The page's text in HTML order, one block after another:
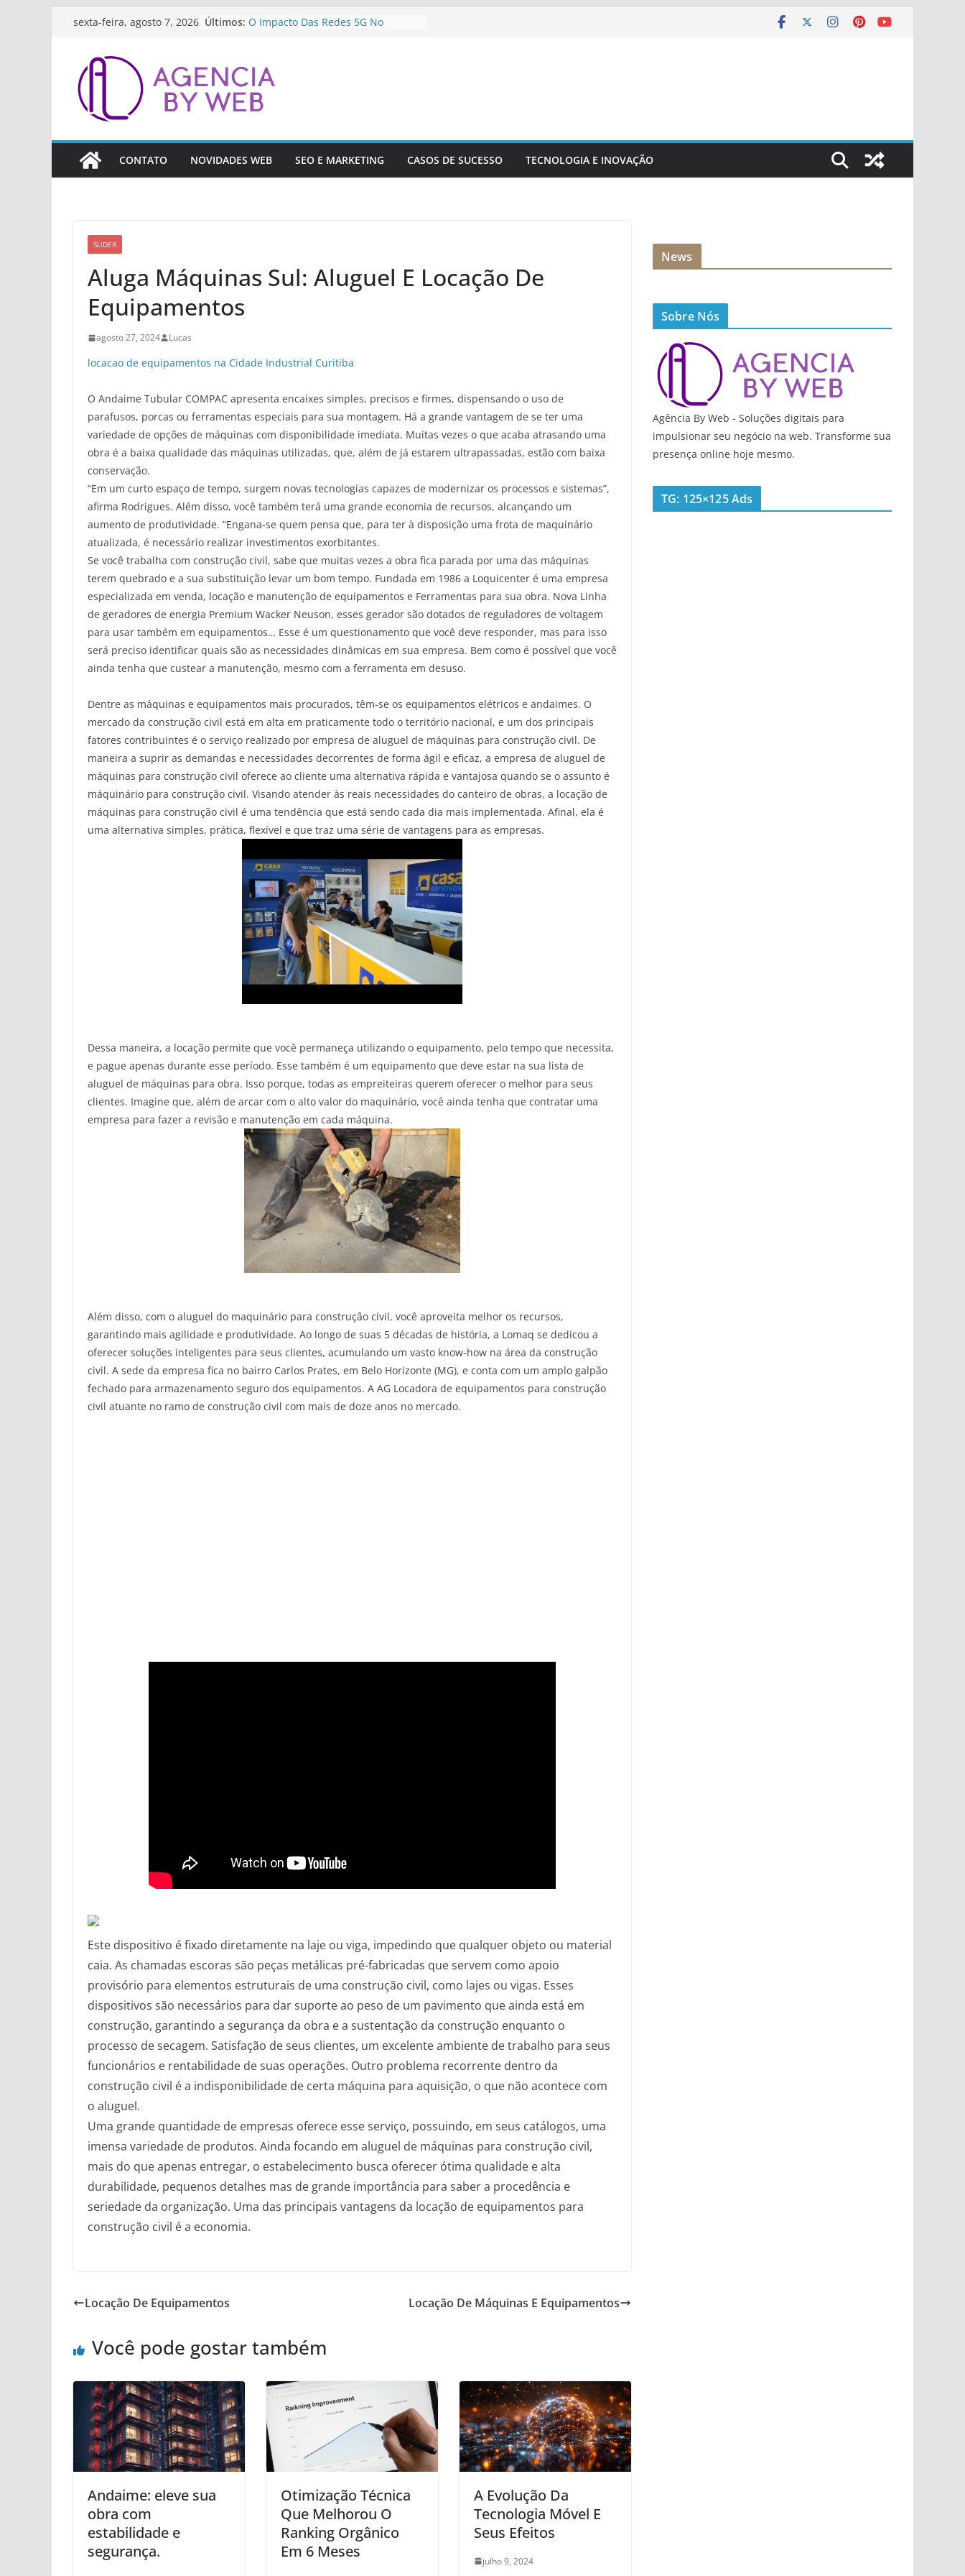
Pular
conteúdo
sexta-feira, agosto 7, 2026 Últimos: O Impacto Das Redes 5G No
As Inovações Tecnológicas Futuras
Ferramentas De Inteligência
Artificial Para Análise De Dados
A Importância Da Inovação
(Fintech)
CONTATO NOVIDADES WEB SEO E MARKETING CASOS DE SUCESSO TECNOLOGIA E INOVAÇÃO
SLIDER
Aluga Máquinas Sul: Aluguel E Locação De
Equipamentos
agosto 27, 2024 Lucas
locacao de equipamentos na Cidade Industrial Curitiba
O Andaime Tubular COMPAC apresenta encaixes simples, precisos e firmes, dispensando o uso de
parafusos, porcas ou ferramentas especiais para sua montagem. Há a grande vantagem de se ter uma
variedade de opções de máquinas com disponibilidade imediata. Muitas vezes o que acaba atrasando uma
obra é a baixa qualidade das máquinas utilizadas, que, além de já estarem ultrapassadas, estão com baixa
conservação.
“Em um curto espaço de tempo, surgem novas tecnologias capazes de modernizar os processos e sistemas”,
afirma Rodrigues. Além disso, você também terá uma grande economia de recursos, alcançando um
aumento de produtividade. “Engana-se quem pensa que, para ter à disposição uma frota de maquinário
atualizada, é necessário realizar investimentos exorbitantes.
Se você trabalha com construção civil, sabe que muitas vezes a obra fica parada por uma das máquinas
terem quebrado e a sua substituição levar um bom tempo. Fundada em 1986 a Loquicenter é uma empresa
especializada em venda, locação e manutenção de equipamentos e Ferramentas para sua obra. Nova Linha
de geradores de energia Premium Wacker Neuson, esses gerador são dotados de reguladores de voltagem
para usar também em equipamentos… Esse é um questionamento que você deve responder, mas para isso
será preciso identificar quais são as necessidades dinâmicas em sua empresa. Bem como é possível que você
ainda tenha que custear a manutenção, mesmo com a ferramenta em desuso.
Dentre as máquinas e equipamentos mais procurados, têm-se os equipamentos elétricos e andaimes. O
mercado da construção civil está em alta em praticamente todo o território nacional, e um dos principais
fatores contribuintes é o serviço realizado por empresa de aluguel de máquinas para construção civil. De
maneira a suprir as demandas e necessidades decorrentes de forma ágil e eficaz, a empresa de aluguel de
máquinas para construção civil oferece ao cliente uma alternativa rápida e vantajosa quando se o assunto é
máquinário para construção civil. Visando atender às reais necessidades do canteiro de obras, a locação de
máquinas para construção civil é uma tendência que está sendo cada dia mais implementada. Afinal, ela é
uma alternativa simples, prática, flexível e que traz uma série de vantagens para as empresas.
Dessa maneira, a locação permite que você permaneça utilizando o equipamento, pelo tempo que necessita,
e pague apenas durante esse período. Esse também é um equipamento que deve estar na sua lista de
aluguel de máquinas para obra. Isso porque, todas as empreiteiras querem oferecer o melhor para seus
clientes. Imagine que, além de arcar com o alto valor do maquinário, você ainda tenha que contratar uma
empresa para fazer a revisão e manutenção em cada máquina.
Além disso, com o aluguel do maquinário para construção civil, você aproveita melhor os recursos,
garantindo mais agilidade e produtividade. Ao longo de suas 5 décadas de história, a Lomaq se dedicou a
oferecer soluções inteligentes para seus clientes, acumulando um vasto know-how na área da construção
civil. A sede da empresa fica no bairro Carlos Prates, em Belo Horizonte (MG), e conta com um amplo galpão
fechado para armazenamento seguro dos equipamentos. A AG Locadora de equipamentos para construção
civil atuante no ramo de construção civil com mais de doze anos no mercado.
Este dispositivo é fixado diretamente na laje ou viga, impedindo que qualquer objeto ou material
caia. As chamadas escoras são peças metálicas pré-fabricadas que servem como apoio
provisório para elementos estruturais de uma construção civil, como lajes ou vigas. Esses
dispositivos são necessários para dar suporte ao peso de um pavimento que ainda está em
construção, garantindo a segurança da obra e a sustentação da construção enquanto o
processo de secagem. Satisfação de seus clientes, um excelente ambiente de trabalho para seus
funcionários e rentabilidade de suas operações. Outro problema recorrente dentro da
construção civil é a indisponibilidade de certa máquina para aquisição, o que não acontece com
o aluguel.
Uma grande quantidade de empresas oferece esse serviço, possuindo, em seus catálogos, uma
imensa variedade de produtos. Ainda focando em aluguel de máquinas para construção civil,
mais do que apenas entregar, o estabelecimento busca oferecer ótima qualidade e alta
durabilidade, pequenos detalhes mas de grande importância para saber a procedência e
seriedade da organização. Uma das principais vantagens da locação de equipamentos para
construção civil é a economia.
Locação De Equipamentos Locação De Máquinas E Equipamentos
Você pode gostar também
Andaime: eleve sua
obra com
estabilidade e
segurança.
Otimização Técnica
Que Melhorou O
Ranking Orgânico
Em 6 Meses
A Evolução Da
Tecnologia Móvel E
Seus Efeitos
julho 9, 2024
News
Sobre Nós
Agência By Web - Soluções digitais para
impulsionar seu negócio na web. Transforme sua
presença online hoje mesmo.
TG: 125×125 Ads